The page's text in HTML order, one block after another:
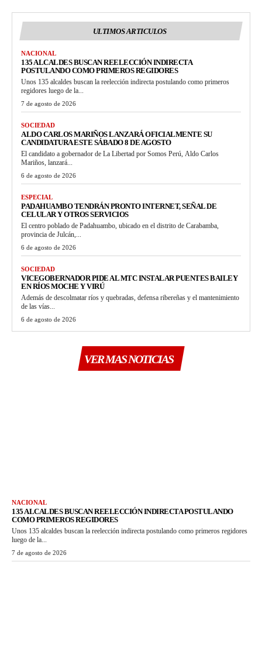
ULTIMOS ARTICULOS
NACIONAL
135 ALCALDES BUSCAN REELECCIÓN INDIRECTA
POSTULANDO COMO PRIMEROS REGIDORES
Unos 135 alcaldes buscan la reelección indirecta postulando como primeros
regidores luego de la...
7 de agosto de 2026
SOCIEDAD
ALDO CARLOS MARIÑOS LANZARÁ OFICIALMENTE SU
CANDIDATURA ESTE SÁBADO 8 DE AGOSTO
El candidato a gobernador de La Libertad por Somos Perú, Aldo Carlos
Mariños, lanzará...
6 de agosto de 2026
ESPECIAL
PADAHUAMBO TENDRÁN PRONTO INTERNET, SEÑAL DE
CELULAR Y OTROS SERVICIOS
El centro poblado de Padahuambo, ubicado en el distrito de Carabamba,
provincia de Julcán,...
6 de agosto de 2026
SOCIEDAD
VICEGOBERNADOR PIDE AL MTC INSTALAR PUENTES BAILEY
EN RÍOS MOCHE Y VIRÚ
Además de descolmatar ríos y quebradas, defensa ribereñas y el mantenimiento
de las vías...
6 de agosto de 2026
VER MAS NOTICIAS
NACIONAL
135 ALCALDES BUSCAN REELECCIÓN INDIRECTA POSTULANDO
COMO PRIMEROS REGIDORES
Unos 135 alcaldes buscan la reelección indirecta postulando como primeros regidores
luego de la...
7 de agosto de 2026